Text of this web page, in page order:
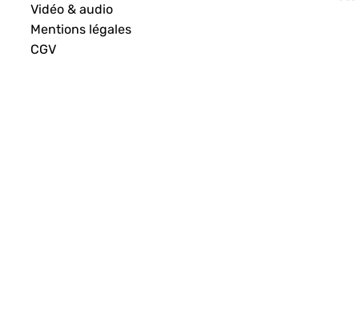
Vidéo & audio
Mentions légales
CGV